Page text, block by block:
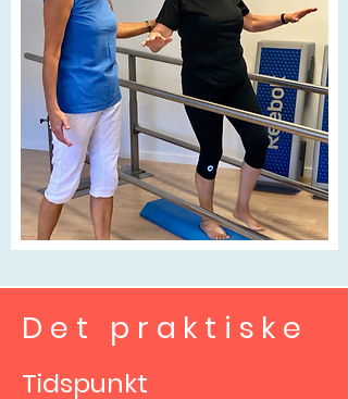
Det praktiske
Tidspunkt